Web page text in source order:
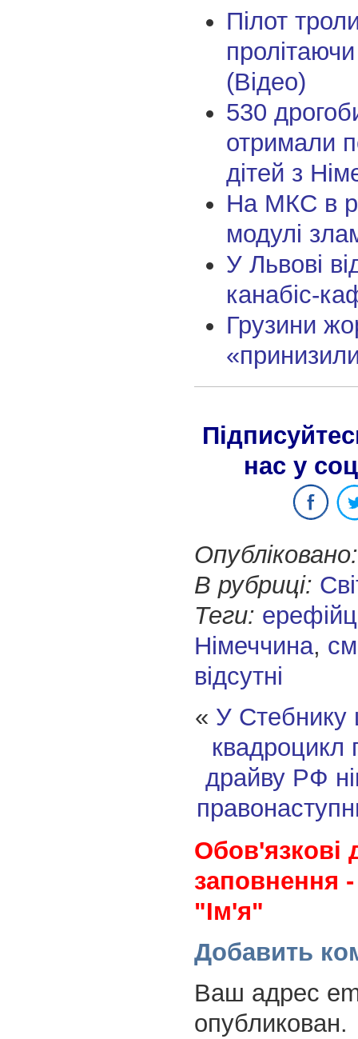
Пілот
(Відео)
530
отримали
дітей з
На МКС в
модулі
У Львові
канабіс-
Грузини
нас у
Опубліковано:
В рубриці:
Теги:
Німеччина,
відсутні
« У Стебнику
квадроцикл
драйву РФ
Обов'язкові
заповнення
"Ім'я"
Добавить
Ваш адрес
опубликован.